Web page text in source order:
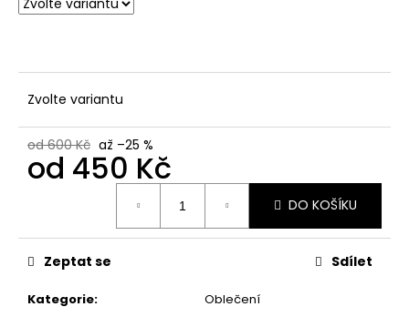
Zvolte variantu
od 600 Kč až –25 %
od 450 Kč
DO KOŠÍKU
Kategorie: Oblečení
Zeptat se Sdílet